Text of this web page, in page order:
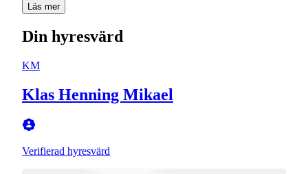
Läs mer
Din hyresvärd
KM
Klas Henning Mikael
Verifierad hyresvärd